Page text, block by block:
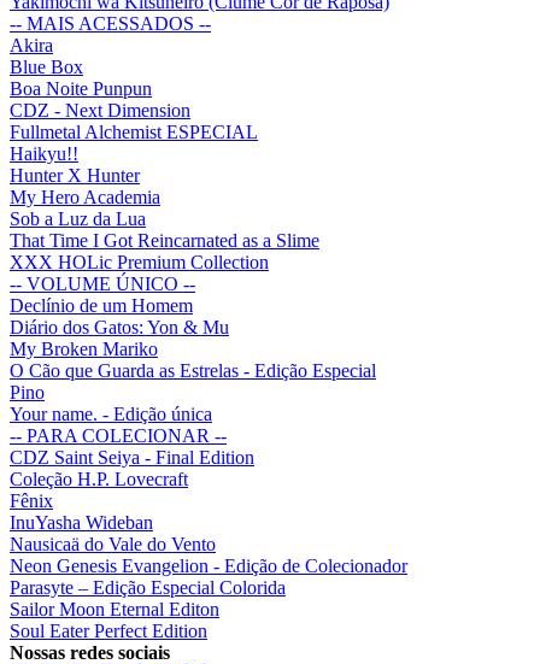
-- MAIS ACESSADOS --
Akira
Blue Box
Boa Noite Punpun
CDZ - Next Dimension
Fullmetal Alchemist ESPECIAL
Haikyu!!
Hunter X Hunter
My Hero Academia
Sob a Luz da Lua
That Time I Got Reincarnated as a Slime
XXX HOLic Premium Collection
-- VOLUME ÚNICO --
Declínio de um Homem
Diário dos Gatos: Yon & Mu
My Broken Mariko
O Cão que Guarda as Estrelas - Edição Especial
Pino
Your name. - Edição única
-- PARA COLECIONAR --
CDZ Saint Seiya - Final Edition
Coleção H.P. Lovecraft
Fênix
InuYasha Wideban
Nausicaä do Vale do Vento
Neon Genesis Evangelion - Edição de Colecionador
Parasyte – Edição Especial Colorida
Sailor Moon Eternal Editon
Soul Eater Perfect Edition
Nossas redes sociais